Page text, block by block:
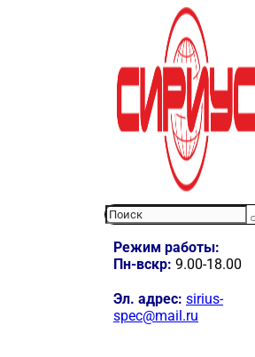
Режим работы:
Пн-вскр: 9.00-18.00
Эл. адрес: sirius-
spec@mail.ru